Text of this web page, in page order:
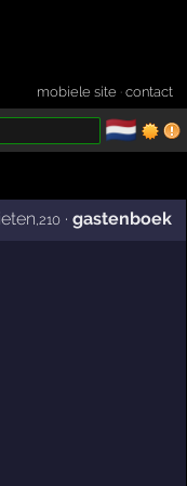
mobiele site ·contact
🇳🇱
,210 ·gastenboek